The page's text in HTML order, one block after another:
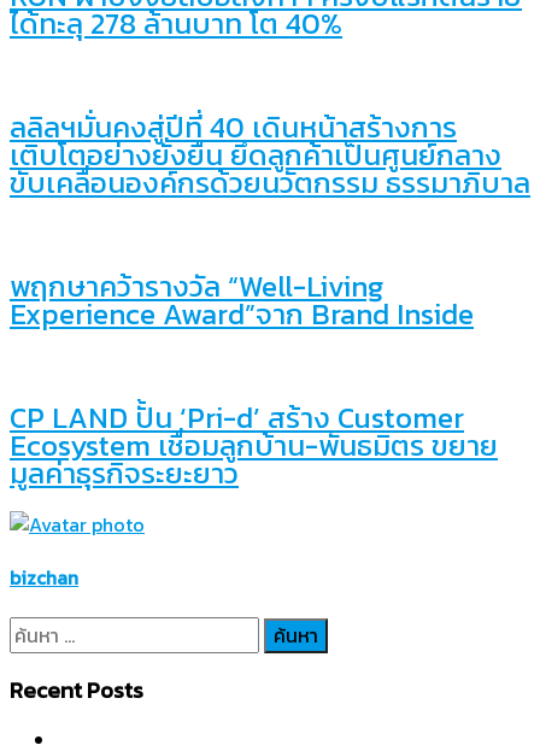
ได้ทะลุ 278 ล้านบาท โต 40%
ลลิลฯมั่นคงสู่ปีที่ 40 เดินหน้าสร้างการ
เติบโตอย่างยั่งยืน ยึดลูกค้าเป็นศูนย์กลาง
ขับเคลื่อนองค์กรด้วยนวัตกรรม ธรรมาภิบาล
พฤกษาคว้ารางวัล “Well-Living
Experience Award”จาก Brand Inside
CP LAND ปั้น ‘Pri-d’ สร้าง Customer
Ecosystem เชื่อมลูกบ้าน-พันธมิตร ขยาย
มูลค่าธุรกิจระยะยาว
bizchan
ค้นหา
สำหรับ:
Recent Posts